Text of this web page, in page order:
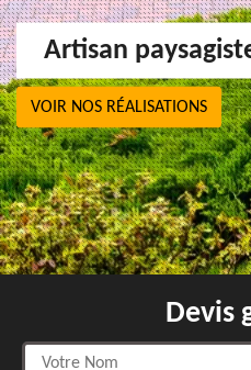
Artisan
VOIR NOS RÉALISATIONS
Devis